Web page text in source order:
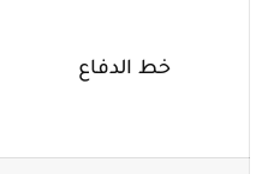
خط الدفاع